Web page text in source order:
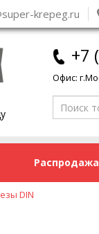
krepeg.ru
+7
Офис:
Распродажа
DIN